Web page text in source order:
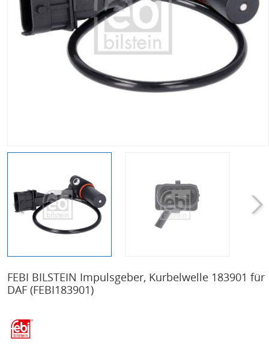
FEBI BILSTEIN Impulsgeber, Kurbelwelle 183901 für
DAF (FEBI183901)